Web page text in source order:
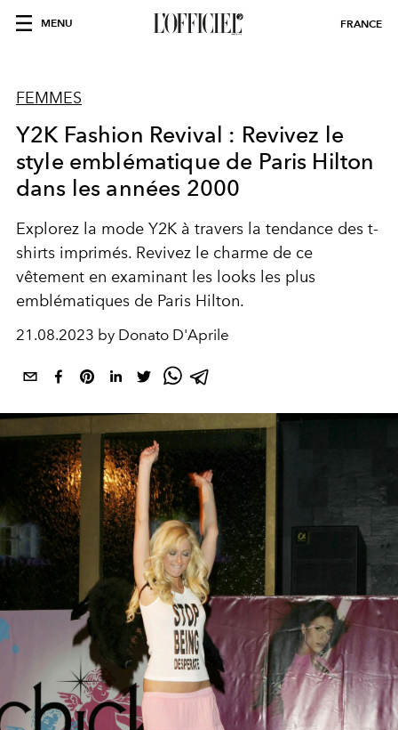
MENU FRANCE
FEMMES
Y2K Fashion Revival : Revivez le
style emblématique de Paris Hilton
dans les années 2000
Explorez la mode Y2K à travers la tendance des t-
shirts imprimés. Revivez le charme de ce
vêtement en examinant les looks les plus
emblématiques de Paris Hilton.
21.08.2023 by Donato D'Aprile